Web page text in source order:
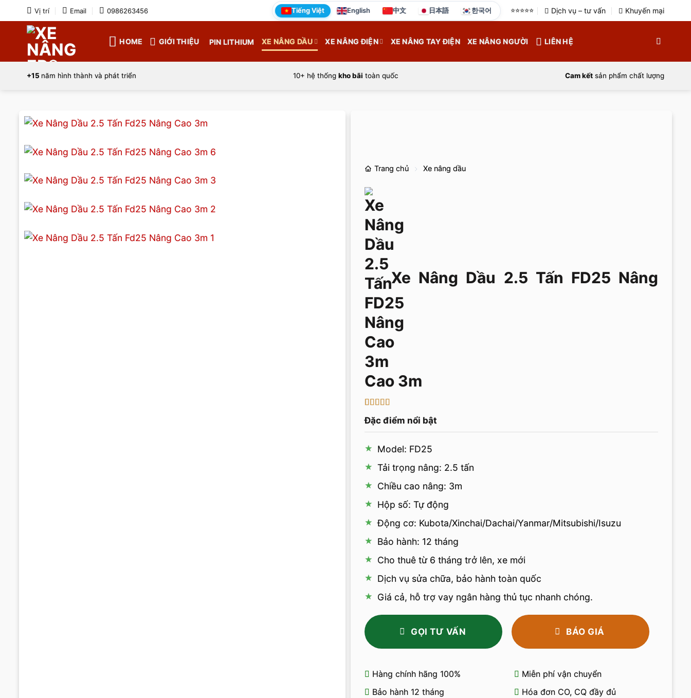
qua
Vị trí Email 0986263456 Tiếng Việt English 中文 日本語 한국어 ⭐️⭐️⭐️⭐️⭐️ Dịch vụ – tư vấn Khuyến mại
HOME GIỚI THIỆU PIN LITHIUM XE NÂNG DẦU XE NÂNG ĐIỆN XE NÂNG TAY ĐIỆN XE NÂNG NGƯỜI LIÊN HỆ
+15 năm hình thành và phát triển 10+ hệ thống kho bãi toàn quốc Cam kết sản phẩm chất lượng
Trang chủ Xe nâng dầu
Xe Nâng Dầu 2.5 Tấn FD25 Nâng
Cao 3m
trên 5 dựa
trênđánh
giá
Đặc điểm nổi bật
Model: FD25
Tải trọng nâng: 2.5 tấn
Chiều cao nâng: 3m
Hộp số: Tự động
Động cơ: Kubota/Xinchai/Dachai/Yanmar/Mitsubishi/Isuzu
Bảo hành: 12 tháng
Cho thuê từ 6 tháng trở lên, xe mới
Dịch vụ sửa chữa, bảo hành toàn quốc
Giá cả, hỗ trợ vay ngân hàng thủ tục nhanh chóng.
GỌI TƯ VẤN BÁO GIÁ
Hàng chính hãng 100%
Miễn phí vận chuyển
Bảo hành 12 tháng
Hóa đơn CO, CQ đầy đủ